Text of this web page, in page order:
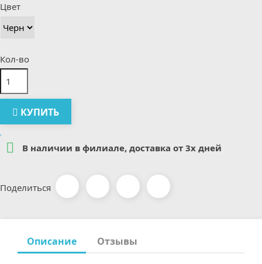
Цвет
Кол-во
КУПИТЬ
 В наличии в филиале, доставка от 3х дней
Поделиться
Описание Отзывы